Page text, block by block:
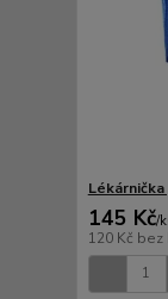
145 Kč/
120 Kč bez